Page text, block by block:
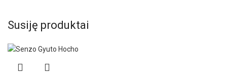
Susiję produktai